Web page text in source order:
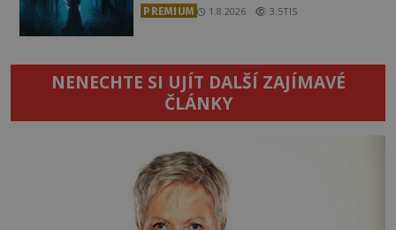
PREMIUM 1.8.2026 3.5TIS
NENECHTE SI UJÍT DALŠÍ ZAJÍMAVÉ
ČLÁNKY